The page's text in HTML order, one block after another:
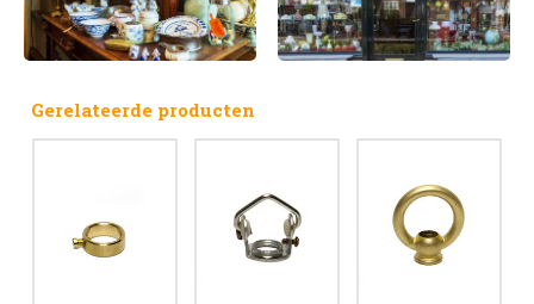
Gerelateerde producten